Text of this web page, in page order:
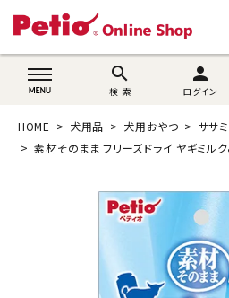
wovn-lang-
search
検 索
person
ログイン
猫用品
うさぎ用品
ブランド別に探す
目的別に探す
HOME 犬用品 犬用おやつ ササ
素材そのまま フリーズドライ ヤギミル